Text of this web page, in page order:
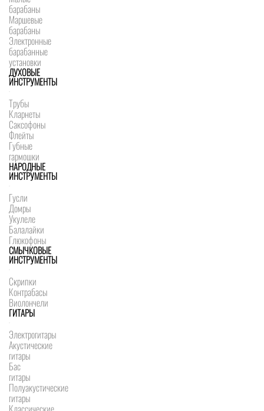
барабаны
Маршевые
барабаны
Электронные
барабанные
установки
ДУХОВЫЕ
ИНСТРУМЕНТЫ
Трубы
Кларнеты
Саксофоны
Флейты
Губные
гармошки
НАРОДНЫЕ
ИНСТРУМЕНТЫ
Гусли
Домры
Укулеле
Балалайки
Глюкофоны
СМЫЧКОВЫЕ
ИНСТРУМЕНТЫ
Скрипки
Контрабасы
Виолончели
ГИТАРЫ
Электрогитары
Акустические
гитары
Бас
гитары
Полуакустические
гитары